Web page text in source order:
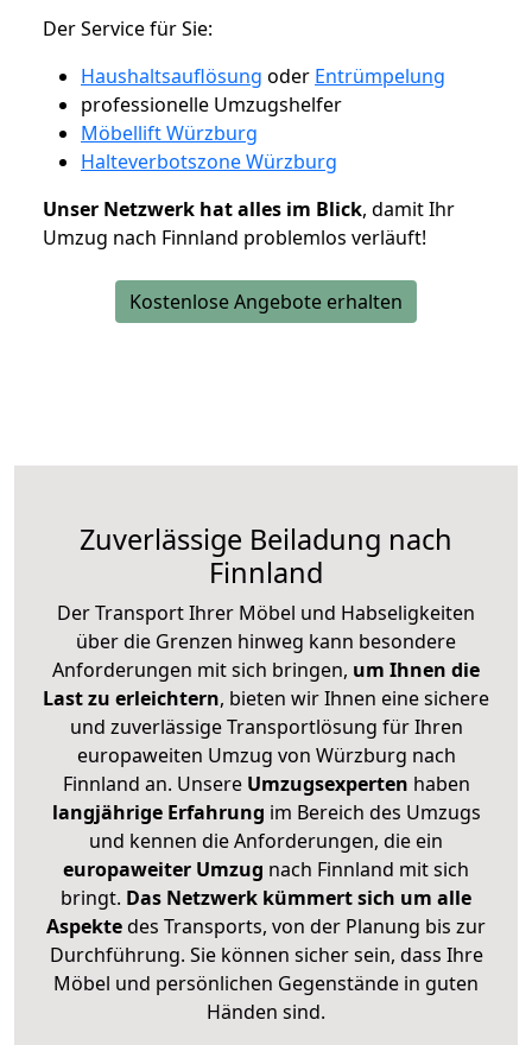
Der Service für Sie:
Haushaltsauflösung oder Entrümpelung
professionelle Umzugshelfer
Möbellift Würzburg
Halteverbotszone Würzburg
Unser Netzwerk hat alles im Blick, damit Ihr
Umzug nach Finnland problemlos verläuft!
Kostenlose Angebote erhalten
Zuverlässige Beiladung nach
Finnland
Der Transport Ihrer Möbel und Habseligkeiten
über die Grenzen hinweg kann besondere
Anforderungen mit sich bringen, um Ihnen die
Last zu erleichtern, bieten wir Ihnen eine sichere
und zuverlässige Transportlösung für Ihren
europaweiten Umzug von Würzburg nach
Finnland an. Unsere Umzugsexperten haben
langjährige Erfahrung im Bereich des Umzugs
und kennen die Anforderungen, die ein
europaweiter Umzug nach Finnland mit sich
bringt. Das Netzwerk kümmert sich um alle
Aspektedes Transports, von der Planung bis zur
Durchführung. Sie können sicher sein, dass Ihre
Möbel und persönlichen Gegenstände in guten
Händen sind.